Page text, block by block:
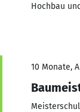
Hochbau
10 Monate,